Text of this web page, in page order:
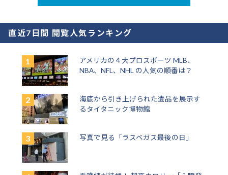
直近7日間 閲覧人気ランキング
アメリカの４大プロスポーツ MLB、
NBA、NFL、NHL の人気の順番は？
海底から引き上げられた遺品を展示す
るタイタニック博物館
写真で見る「ラスベガス最後の日」